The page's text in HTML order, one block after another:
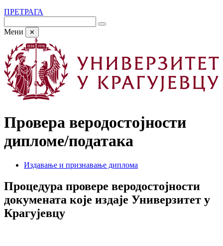
ПРЕТРАГА
Мени ✕
Провера веродостојности
дипломе/података
Издавање и признавање диплома
Процедура провере веродостојности
докумената које издаје Универзитет у
Крагујевцу